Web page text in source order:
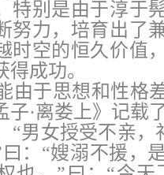
特别是由于淳于
努力，培育出了
时空的恒久价值
成功。
由于思想和性格
子·离娄上》记载
“男女授受不亲，
：“嫂溺不援，